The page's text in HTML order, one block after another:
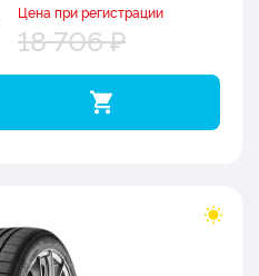
Цена при регистрации
18 706 ₽